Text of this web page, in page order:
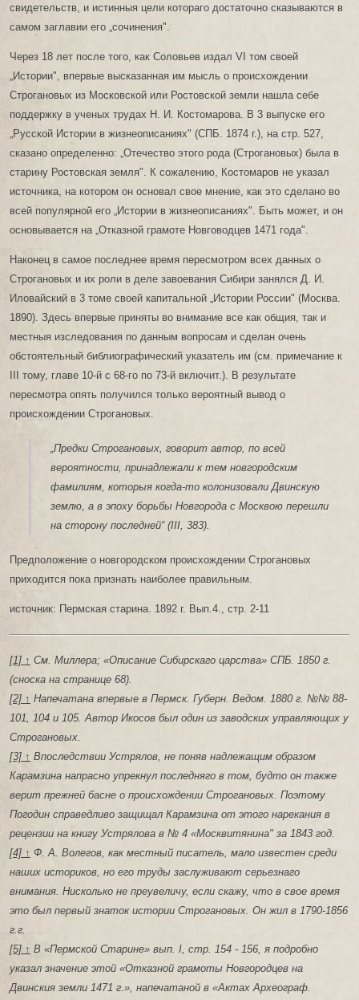
свидетельств, и истинныя цели котораго достаточно сказываются в
самом заглавии его „сочинения".
Через 18 лет после того, как Соловьев издал VI том своей
„Истории", впервые высказанная им мысль о происхождении
Строгановых из Московской или Ростовской земли нашла себе
поддержку в ученых трудах Н. И. Костомарова. В 3 выпуске его
„Русской Истории в жизнеописаниях" (СПБ. 1874 г.), на стр. 527,
сказано определенно: „Отечество этого рода (Строгановых) была в
старину Ростовская земля". К сожалению, Костомаров не указал
источника, на котором он основал свое мнение, как это сделано во
всей популярной его „Истории в жизнеописаниях". Быть может, и он
основывается на „Отказной грамоте Новговодцев 1471 года".
Наконец в самое последнее время пересмотром всех данных о
Строгановых и их роли в деле завоевания Сибири занялся Д. И.
Иловайский в 3 томе своей капитальной „Истории России" (Москва.
1890). Здесь впервые приняты во внимание все как общия, так и
местныя изследования по данным вопросам и сделан очень
обстоятельный библиографический указатель им (см. примечание к
III тому, главе 10-й с 68-го по 73-й включит.). В результате
пересмотра опять получился только вероятный вывод о
происхождении Строгановых.
„Предки Строгановых, говорит автор, по всей
вероятности, принадлежали к тем новгородским
фамилиям, которыя когда-то колонизовали Двинскую
землю, а в эпоху борьбы Новгорода с Москвою перешли
на сторону последней“ (III, 383).
Предположение о новгородском происхождении Строгановых
приходится пока признать наиболее правильным.
источник: Пермская старина. 1892 г. Вып.4., стр. 2-11
[1] ↑ См. Миллера; «Описание Сибирскаго царства» СПБ. 1850 г.
(сноска на странице 68).
[2] ↑ Напечатана впервые в Пермск. Губерн. Ведом. 1880 г. №№ 88-
101, 104 и 105. Автор Икосов был один из заводских управляющих у
Строгановых.
[3] ↑ Впоследствии Устрялов, не поняв надлежащим образом
Карамзина напрасно упрекнул последняго в том, будто он также
верит прежней басне о происхождении Строгановых. Поэтому
Погодин справедливо защищал Карамзина от этого нарекания в
рецензии на книгу Устрялова в № 4 «Москвитянина" за 1843 год.
[4] ↑ Ф. А. Волегов, как местный писатель, мало известен среди
наших историков, но его труды заслуживают серьезнаго
внимания. Нисколько не преувеличу, если скажу, что в свое время
это был первый знаток истории Строгановых. Он жил в 1790-1856
г.г.
[5] ↑ В «Пермской Старине» вып. I, стр. 154 - 156, я подробно
указал значение этой «Отказной грамоты Новгородцев на
Двинския земли 1471 г.», напечатаной в «Актах Археограф.